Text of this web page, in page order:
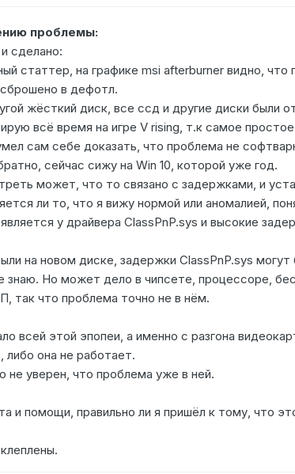
проблемы:
сделано:
статтер, на графике msi afterburner видно, что
в дефотл.
жёсткий диск, все ссд и другие диски были
всё время на игре V rising, т.к самое
сам себе доказать, что проблема не
сейчас сижу на Win 10, которой уже год.
может, что то связано с задержками, и
ли то, что я вижу нормой или аномалией,
у драйвера ClassPnP.sys и высокие
на новом диске, задержки ClassPnP.sys
Но может дело в чипсете, процессоре,
так что проблема точно не в нём.
всей этой эпопеи, а именно с разгона
либо она не работает.
не уверен, что проблема уже в ней.
и помощи, правильно ли я пришёл к тому, что